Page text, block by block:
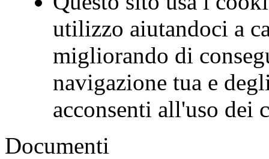
utilizzo aiutandoci a
migliorando di
navigazione tua e
acconsenti all'uso
Documenti